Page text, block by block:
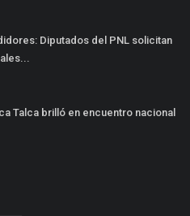
Diputados del PNL solicitan
Talca brilló en encuentro nacional